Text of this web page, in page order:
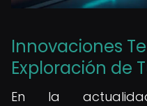
Innovaciones
Exploración de
En la